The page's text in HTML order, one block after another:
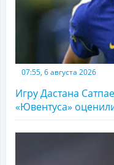
07:55, 6 августа 2026
Игру Дастана
«Ювентуса»